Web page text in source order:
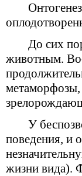
До сих
животным.
У
поведения, и
жизни вида).